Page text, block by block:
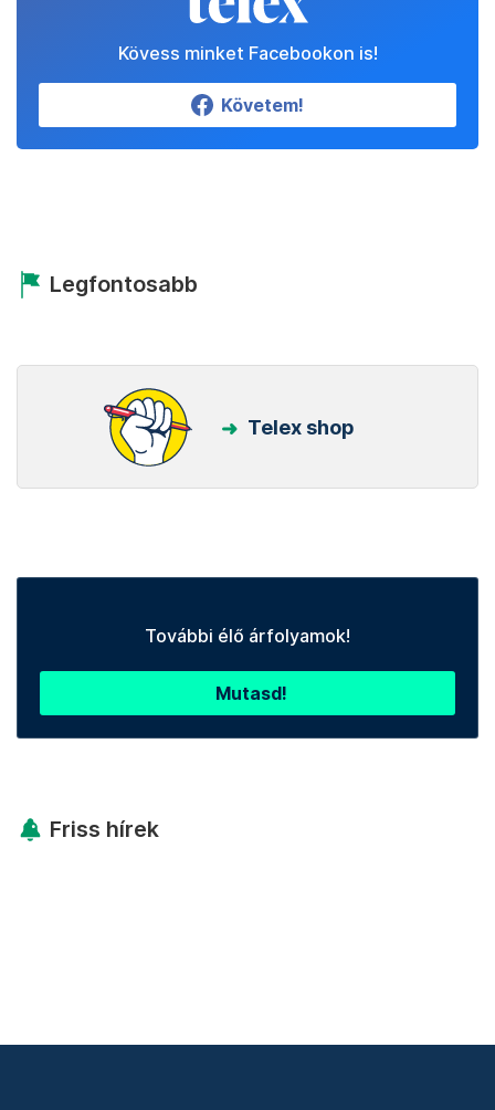
Kövess minket Facebookon is!
Követem!
Legfontosabb
Telex shop
További élő árfolyamok!
Mutasd!
Friss hírek